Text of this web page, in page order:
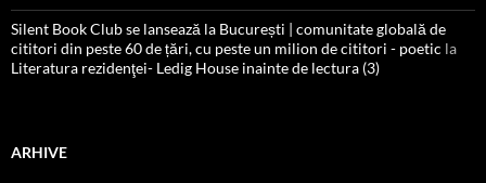
Silent Book Club se lansează la București | comunitate globală de
cititori din peste 60 de țări, cu peste un milion de cititori - poetic la
Literatura rezidenţei- Ledig House inainte de lectura (3)
ARHIVE